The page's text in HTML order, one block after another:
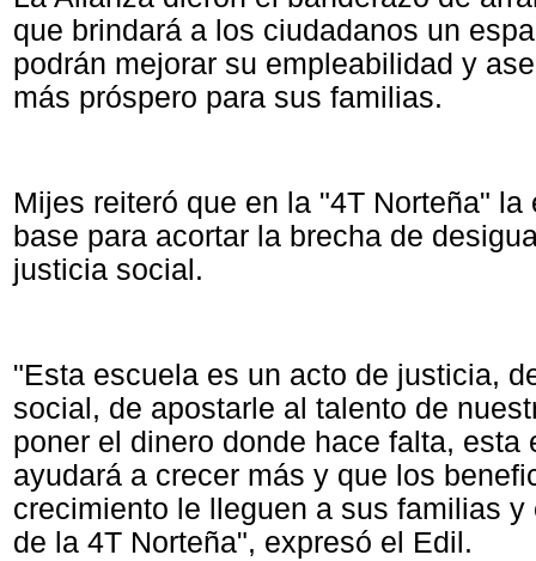
que brindará a los ciudadanos un
podrán mejorar su empleabilidad y
más próspero para sus familias.
Mijes reiteró que en la "4T Norteña" la
base para acortar la brecha de
justicia social.
"Esta escuela es un acto de justicia,
social, de apostarle al talento de
poner el dinero donde hace falta, esta
ayudará a crecer más y que los
crecimiento le lleguen a sus familias y
de la 4T Norteña", expresó el Edil.